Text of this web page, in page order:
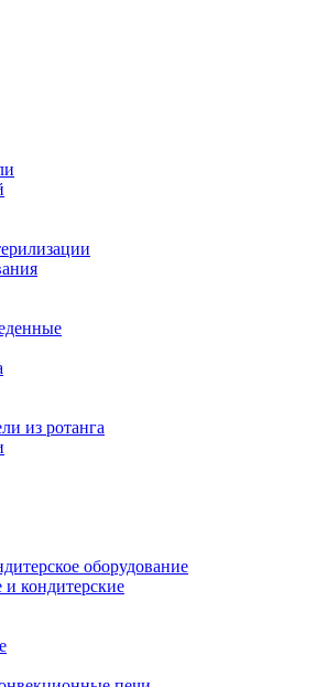
из ротанга
оборудование
кондитерские